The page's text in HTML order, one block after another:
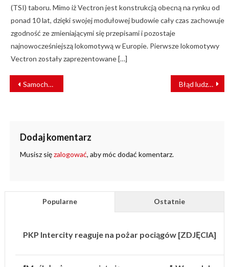
(TSI) taboru. Mimo iż Vectron jest konstrukcją obecną na rynku od
ponad 10 lat, dzięki swojej modułowej budowie cały czas zachowuje
zgodność ze zmieniającymi się przepisami i pozostaje
najnowocześniejszą lokomotywą w Europie. Pierwsze lokomotywy
Vectron zostały zaprezentowane […]
NAWIGACJA
WPISU
Samochód dostawczy wjechał pod pociąg. Nie żyje kierowca Błąd ludzki? Co wiemy po tragedii w Aleksandrowie Kujawskim?
Dodaj komentarz
Musisz sięzalogować, aby móc dodać komentarz.
Popularne Ostatnie
PKP Intercity reaguje na pożar pociągów [ZDJĘCIA]